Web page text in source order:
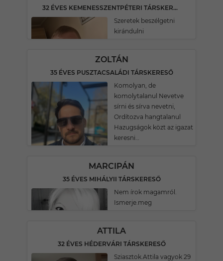
32 ÉVES KEMENESSZENTPÉTERI TÁRSKERESŐ
Szeretek beszélgetni
kirándulni
ZOLTÁN
35 ÉVES PUSZTACSALÁDI TÁRSKERESŐ
Komolyan, de
komolytalanul Nevetve
sírni és sírva nevetni,
Ordítozva hangtalanul
Hazugságok közt az igazat
keresni…
MARCIPÁN
35 ÉVES MIHÁLYII TÁRSKERESŐ
Nem írok magamról.
Ismerje.meg
ATTILA
32 ÉVES HÉDERVÁRI TÁRSKERESŐ
Sziasztok.Attila vagyok 29